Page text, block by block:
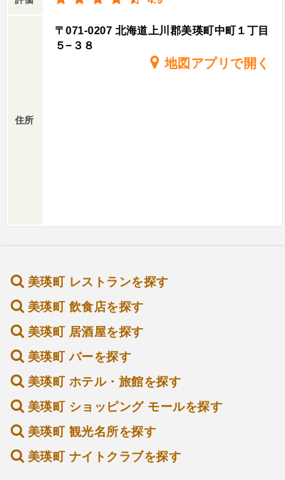
住所
〒071-0207 北海道上川郡美瑛町中町１丁目
５−３８
地図アプリで開く
美瑛町 レストランを探す
美瑛町 飲食店を探す
美瑛町 居酒屋を探す
美瑛町 バーを探す
美瑛町 ホテル・旅館を探す
美瑛町 ショッピング モールを探す
美瑛町 観光名所を探す
美瑛町 ナイトクラブを探す